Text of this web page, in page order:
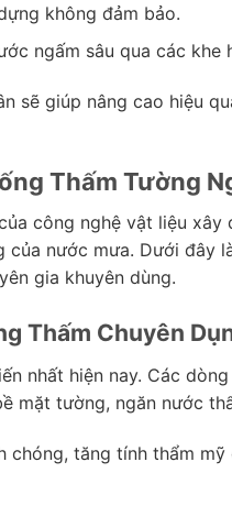
không đảm bảo.
ngấm sâu qua các khe
sẽ giúp nâng cao hiệu
Thấm Tường
công nghệ vật liệu
của nước mưa. Dưới đây
gia khuyên dùng.
Thấm Chuyên
nhất hiện nay. Các
mặt tường, ngăn nước
chóng, tăng tính thẩm